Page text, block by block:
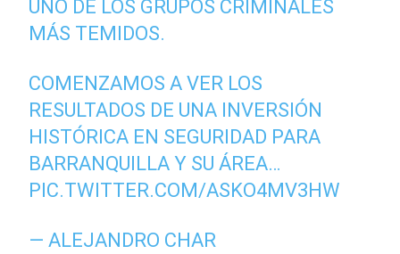
UNO DE LOS GRUPOS CRIMINALES
MÁS TEMIDOS.
COMENZAMOS A VER LOS
RESULTADOS DE UNA INVERSIÓN
HISTÓRICA EN SEGURIDAD PARA
BARRANQUILLA Y SU ÁREA…
PIC.TWITTER.COM/ASKO4MV3HW
— ALEJANDRO CHAR